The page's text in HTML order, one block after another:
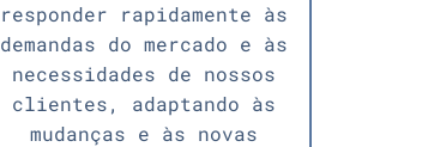
responder rapidamente às
demandas do mercado e às
necessidades de nossos
clientes, adaptando às
mudanças e às novas